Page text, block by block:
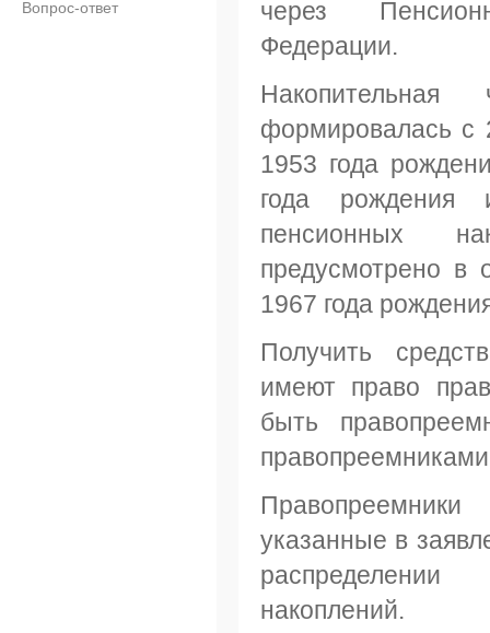
Вопрос-ответ
через
Федерации.
формировалась с
1953 года
года рождения
пенсионных
предусмотрено в
1967 года
Получить
имеют право
быть
правопреемниками
указанные в
накоплений.